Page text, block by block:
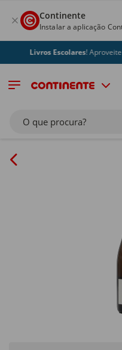
Continente
Instalar a aplicação
Livros Escolares! Aproveite
O que procura?